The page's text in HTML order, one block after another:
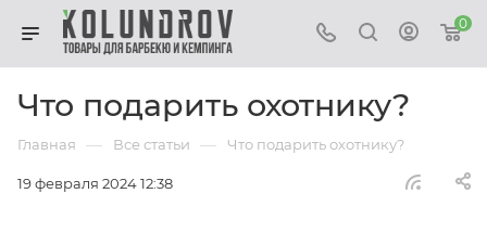
0
Что подарить охотнику?
Главная — Все статьи — Что подарить охотнику?
19 февраля 2024 12:38